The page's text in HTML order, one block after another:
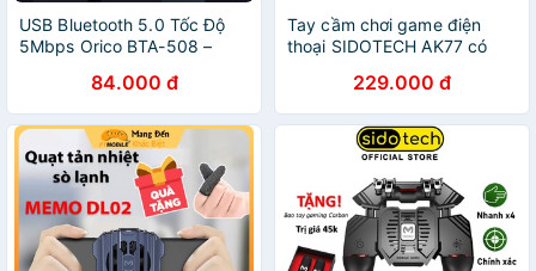
USB Bluetooth 5.0 Tốc Độ
5Mbps Orico BTA-508 –
Thoại, Tay Cầm Máy Chơi
Game....
84.000 đ
Tay cầm chơi game điện
thoại SIDOTECH AK77 có
FREE FIRE / ROS 3 phiên
bản USB/1200mAh
229.000 đ